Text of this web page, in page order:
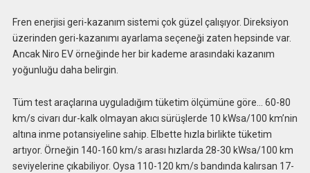
Fren enerjisi geri-kazanım sistemi çok güzel çalışıyor. Direksiyon
üzerinden geri-kazanımı ayarlama seçeneği zaten hepsinde var.
Ancak Niro EV örneğinde her bir kademe arasındaki kazanım
yoğunluğu daha belirgin.
Tüm test araçlarına uyguladığım tüketim ölçümüne göre… 60-80
km/s civarı dur-kalk olmayan akıcı sürüşlerde 10 kWsa/100 km’nin
altına inme potansiyeline sahip. Elbette hızla birlikte tüketim
artıyor. Örneğin 140-160 km/s arası hızlarda 28-30 kWsa/100 km
seviyelerine çıkabiliyor. Oysa 110-120 km/s bandında kalırsan 17-